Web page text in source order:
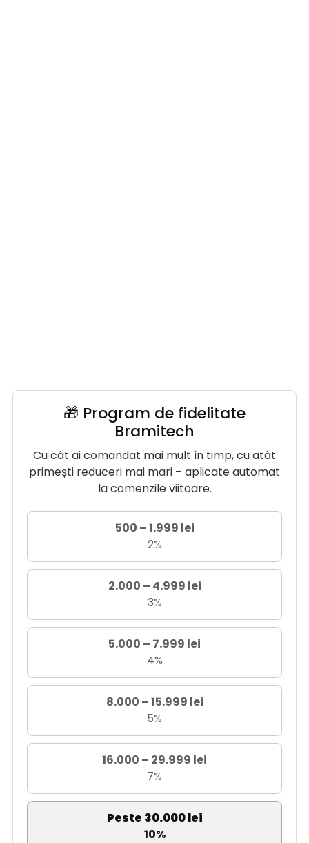
🎁 Program de fidelitate
Bramitech
Cu cât ai comandat mai mult în timp, cu atât
primești reduceri mai mari – aplicate automat
la comenzile viitoare.
500 – 1.999 lei
2%
2.000 – 4.999 lei
3%
5.000 – 7.999 lei
4%
8.000 – 15.999 lei
5%
16.000 – 29.999 lei
7%
Peste 30.000 lei
10%